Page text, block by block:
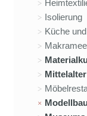
Isolierung
Küche
Makramee
Mittelalter
Modellbau